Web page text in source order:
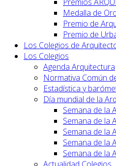
Medalla de
Premio de
Premio de
Los Colegios de
Los Colegios
Agenda Arquitectura
Normativa Común
Estadística y
Día mundial de la
Semana de la
Semana de la
Semana de la
Semana de la
Semana de la